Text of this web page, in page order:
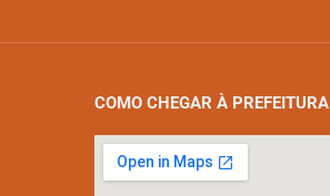
COMO CHEGAR À PREFEITURA